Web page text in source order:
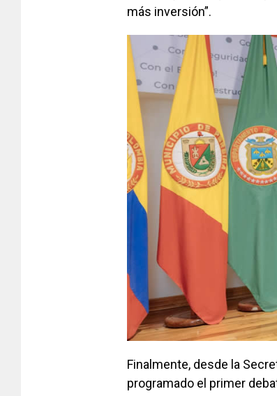
más inversión”.
Finalmente, desde la
programado el primer